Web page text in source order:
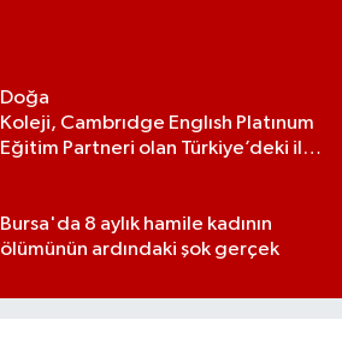
Doğa
Koleji, Cambrıdge Englısh Platınum
Eğitim Partneri olan Türkiye’deki ilk
Bursa'da 8 aylık hamile kadının
ölümünün ardındaki şok gerçek